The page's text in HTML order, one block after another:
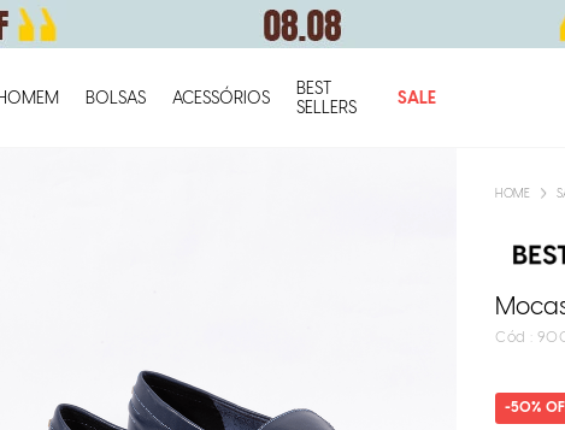
BOLSAS ACESSÓRIOS
BEST
SELLERS
SALE O
:
50%